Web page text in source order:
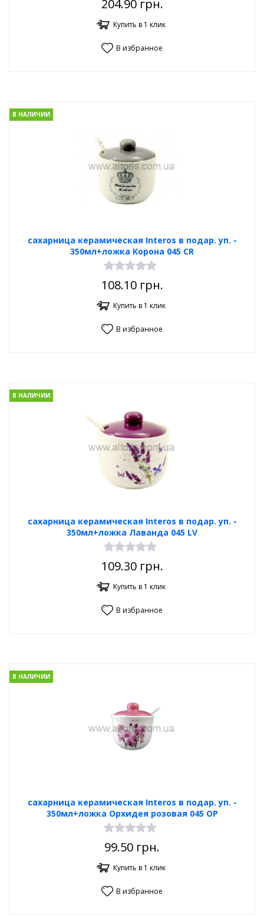
204.90грн.
Купить в 1 клик
В избранное
сахарница керамическая Interos в подар. уп. -
350мл+ложка Корона 045 CR
В НАЛИЧИИ
108.10грн.
Купить в 1 клик
В избранное
сахарница керамическая Interos в подар. уп. -
350мл+ложка Лаванда 045 LV
В НАЛИЧИИ
109.30грн.
Купить в 1 клик
В избранное
сахарница керамическая Interos в подар. уп. -
350мл+ложка Орхидея розовая 045 OP
В НАЛИЧИИ
99.50 грн.
Купить в 1 клик
В избранное